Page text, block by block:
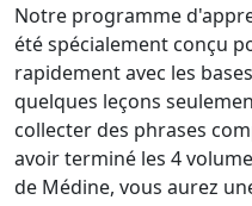
Notre programme
été spécialement conçu
rapidement avec les
quelques leçons
collecter des phrases
avoir terminé les 4
de Médine, vous aurez